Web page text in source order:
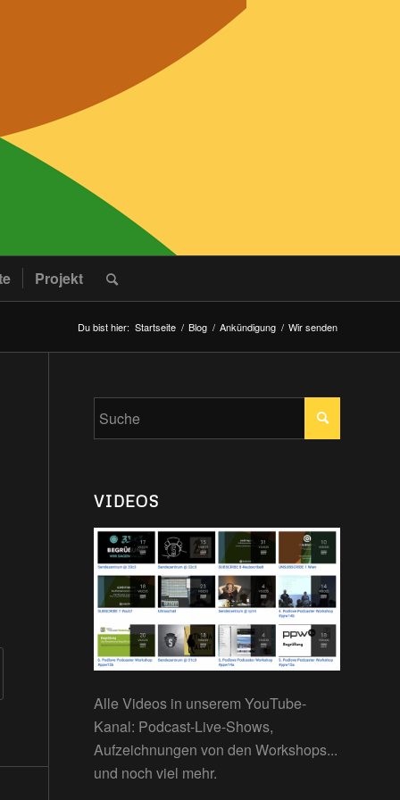
Projekt
Du bist hier: Startseite / Blog / Ankündigung / Wir senden
VIDEOS
Alle Videos in unserem YouTube-
Kanal: Podcast-Live-Shows,
Aufzeichnungen von den Workshops...
und noch viel mehr.